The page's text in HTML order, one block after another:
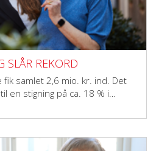
SLÅR REKORD
samlet 2,6 mio. kr. ind. Det
en stigning på ca. 18 % i